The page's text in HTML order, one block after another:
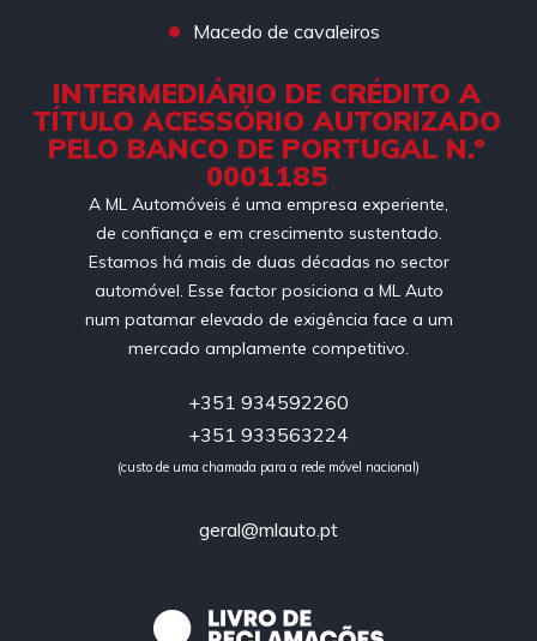
Macedo de cavaleiros
INTERMEDIÁRIO DE CRÉDITO A
TÍTULO ACESSÓRIO AUTORIZADO
PELO BANCO DE PORTUGAL N.º
0001185
A ML Automóveis é uma empresa experiente,
de confiança e em crescimento sustentado.
Estamos há mais de duas décadas no sector
automóvel. Esse factor posiciona a ML Auto
num patamar elevado de exigência face a um
mercado amplamente competitivo.
+351 934592260
+351 933563224
(custo de uma chamada para a rede móvel nacional)
geral@mlauto.pt